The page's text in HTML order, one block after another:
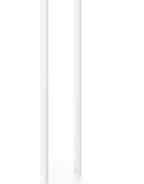
Airstorr USB 3.0
Yüksek Hızlı ve
Airstorr USB 3.0 Wi-Fi 6
bağlantı ve gelişmiş
Homatics Box R
Yüksek
Homatics Box R 4K